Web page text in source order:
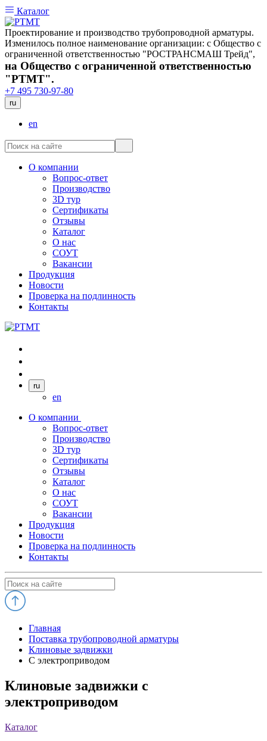
Каталог
Проектирование и производство трубопроводной арматуры.
Изменилось полное наименование организации: с Общество с
ограниченной ответственностью "РОСТРАНСМАШ Трейд",
на Общество с ограниченной ответственностью
"РТМТ".
+7 495 730-97-80
ru
en
О компании
Вопрос-ответ
Производство
3D тур
Сертификаты
Отзывы
Каталог
О нас
СОУТ
Вакансии
Продукция
Новости
Проверка на подлинность
Контакты
ru
en
О компании
Вопрос-ответ
Производство
3D тур
Сертификаты
Отзывы
Каталог
О нас
СОУТ
Вакансии
Продукция
Новости
Проверка на подлинность
Контакты
Главная
Поставка трубопроводной арматуры
Клиновые задвижки
С электроприводом
Клиновые задвижки с
электроприводом
Каталог